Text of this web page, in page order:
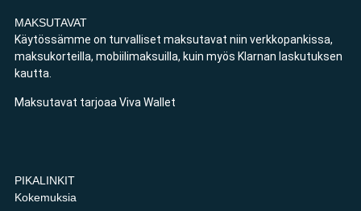
MAKSUTAVAT
Käytössämme on turvalliset maksutavat niin verkkopankissa,
maksukorteilla, mobiilimaksuilla, kuin myös Klarnan laskutuksen
kautta.
Maksutavat tarjoaa Viva Wallet
PIKALINKIT
Kokemuksia